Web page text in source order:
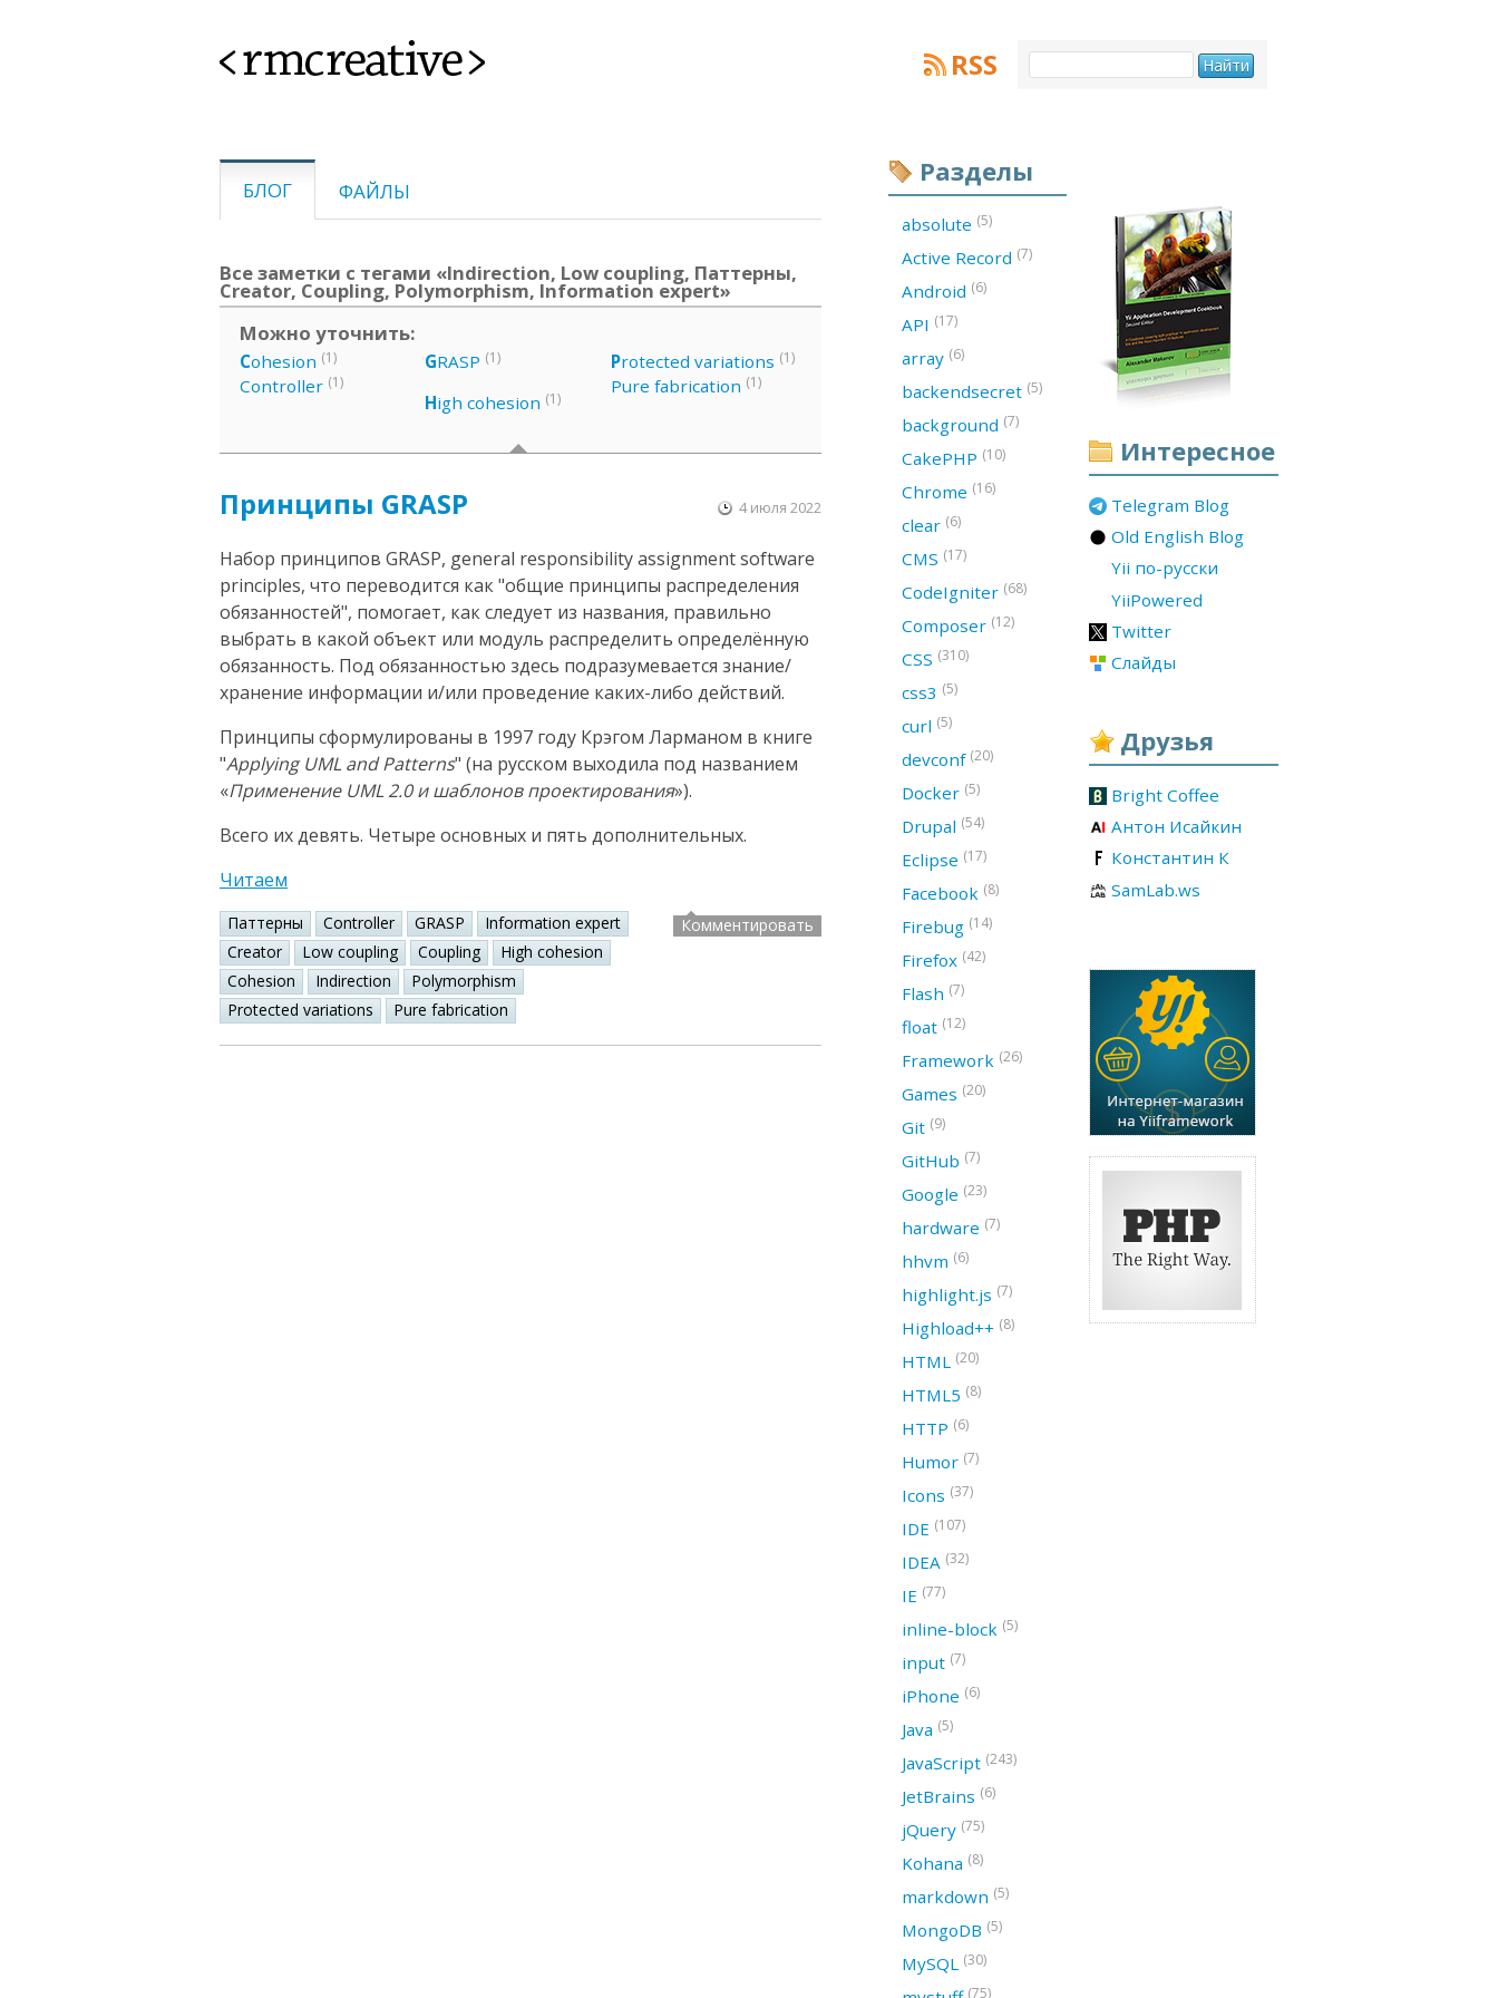
<rmcreative> RSS
БЛОГ ФАЙЛЫ
Все заметки с тегами «Indirection, Low coupling, Паттерны,
Creator, Coupling, Polymorphism, Information expert»
Можно уточнить:
Cohesion (1)
Controller (1)
GRASP (1)
High cohesion (1)
Protected variations (1)
Pure fabrication (1)
Принципы GRASP 4 июля 2022
Набор принципов GRASP, general responsibility assignment software
principles, что переводится как "общие принципы распределения
обязанностей", помогает, как следует из названия, правильно
выбрать в какой объект или модуль распределить определённую
обязанность. Под обязанностью здесь подразумевается знание/
хранение информации и/или проведение каких-либо действий.
Принципы сформулированы в 1997 году Крэгом Ларманом в книге
"Applying UML and Patterns" (на русском выходила под названием
«Применение UML 2.0 и шаблонов проектирования»).
Всего их девять. Четыре основных и пять дополнительных.
Читаем
Паттерны Controller GRASP
Information expert
Creator
Low coupling Coupling
High cohesion
Cohesion
Indirection
Polymorphism
Protected variations
Pure fabrication
Комментировать
Интересное
Telegram Blog
Old English Blog
Yii по-русски
YiiPowered
Twitter
Слайды
Друзья
Bright Coffee
Антон Исайкин
Константин К
SamLab.ws
Разделы
absolute (5)
Active Record (7)
Android (6)
API (17)
array (6)
backendsecret (5)
background (7)
CakePHP (10)
Chrome (16)
clear (6)
CMS (17)
CodeIgniter (68)
Composer (12)
CSS (310)
css3 (5)
curl (5)
devconf (20)
Docker (5)
Drupal (54)
Eclipse (17)
Facebook (8)
Firebug (14)
Firefox (42)
Flash (7)
float (12)
Framework (26)
Games (20)
Git (9)
GitHub (7)
Google (23)
hardware (7)
hhvm (6)
highlight.js (7)
Highload++ (8)
HTML (20)
HTML5 (8)
HTTP (6)
Humor (7)
Icons (37)
IDE (107)
IDEA (32)
IE (77)
inline-block (5)
input (7)
iPhone (6)
Java (5)
JavaScript (243)
JetBrains (6)
jQuery (75)
Kohana (8)
markdown (5)
MongoDB (5)
MySQL (30)
(75)